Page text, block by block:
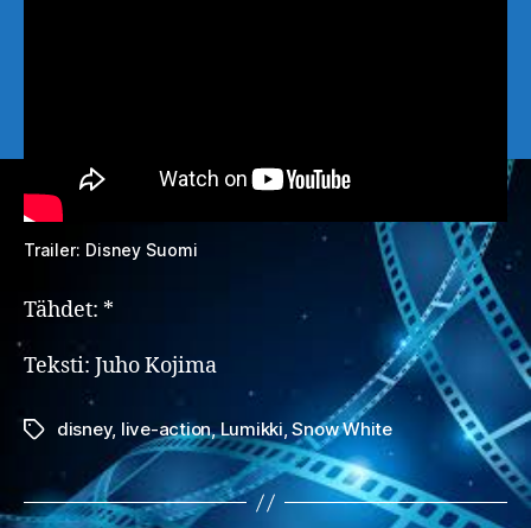
Trailer: Disney Suomi
Tähdet: *
Teksti: Juho Kojima
Avainsanat
disney, live-action,Lumikki,Snow White